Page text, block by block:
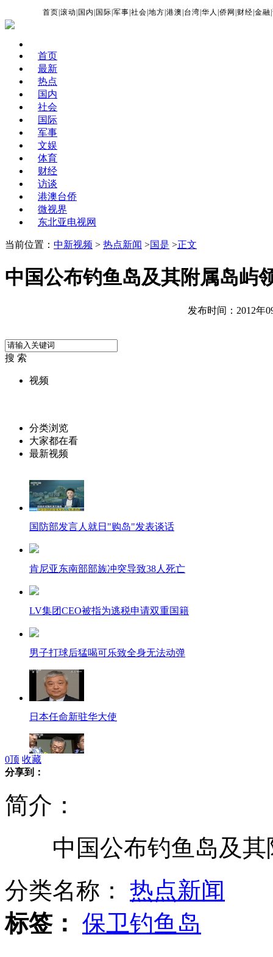
首页 |滚动 国内 国际 |军事 |社会 |地方 |港澳 台湾 |华人 |侨网 财经 |金融 |
首页
最新
热点
国内
社会
国际
军事
文娱
体育
财经
访谈
港澳台侨
微视界
东北亚电视网
当前位置： 中新视频 > 热点新闻 >国是 >正文
中国公布钓鱼岛及其附属岛屿
发布时间：2012年
搜 索
视频
分类浏览
大家都在看
最新视频
国防部发言人就日"购岛"发表谈话
肯尼亚东南部部族冲突导致38人死亡
LV集团CEO被指为逃税申请双重国籍
男子打球后猛喝可乐致全身无法动弹
日本任命新驻华大使
台湾各界强烈抗议日本"购买"钓鱼岛
日政府伙同右翼导演"购岛"闹剧
0顶 收藏
分享到：
简介：
中国公布钓鱼岛及其
分类名称： 热点新闻
标签： 保卫钓鱼岛